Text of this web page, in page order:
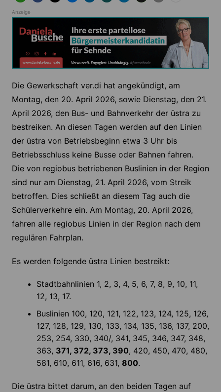
Anzeige
Die Gewerkschaft ver.di hat angekündigt, am
Montag, den 20. April 2026, sowie Dienstag, den 21.
April 2026, den Bus- und Bahnverkehr der üstra zu
bestreiken. An diesen Tagen werden auf den Linien
der üstra von Betriebsbeginn etwa 3 Uhr bis
Betriebsschluss keine Busse oder Bahnen fahren.
Die von regiobus betriebenen Buslinien in der Region
sind nur am Dienstag, 21. April 2026, vom Streik
betroffen. Dies schließt an diesem Tag auch die
Schülerverkehre ein. Am Montag, 20. April 2026,
fahren alle regiobus Linien in der Region nach dem
regulären Fahrplan.
Es werden folgende üstra Linien bestreikt:
Stadtbahnlinien 1, 2, 3, 4, 5, 6, 7, 8, 9, 10, 11,
12, 13, 17.
Buslinien 100, 120, 121, 122, 123, 124, 125, 126,
127, 128, 129, 130, 133, 134, 135, 136, 137, 200,
253, 254, 330, 340/, 341, 345, 346, 347, 348,
363, 371, 372, 373, 390, 420, 450, 470, 480,
581, 610, 611, 616, 631, 800.
Die üstra bittet darum, an den beiden Tagen auf